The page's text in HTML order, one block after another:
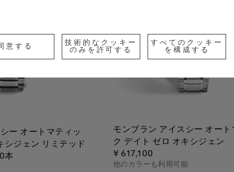
ー オートマティッ
シジェン リミテッド
本
モンブラン アイスシー オート
ク デイト ゼロ オキシジェン
¥ 617,100
他のカラーも利用可能
意する
技術的なクッキー
のみを許可する
すべてのクッキー
を構成する